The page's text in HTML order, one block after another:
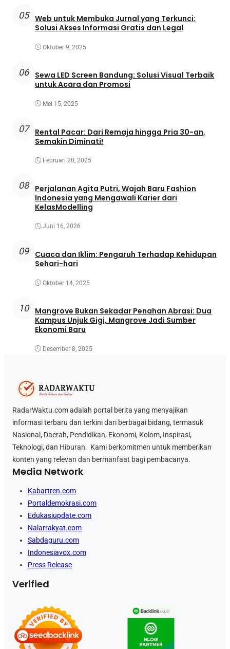
05 Web untuk Membuka Jurnal yang Terkunci:
Solusi Akses Informasi Gratis dan Legal
Oktober 9, 2025
06
Sewa LED Screen Bandung: Solusi Visual Terbaik
untuk Acara dan Promosi
Mei 15, 2025
07
Rental Pacar: Dari Remaja hingga Pria 30-an,
Semakin Diminati!
Februari 20, 2025
08
Perjalanan Agita Putri, Wajah Baru Fashion
Indonesia yang Mengawali Karier dari
KelasModelling
Juni 16, 2026
09
Cuaca dan Iklim: Pengaruh Terhadap Kehidupan
Sehari-hari
Oktober 14, 2025
10
Mangrove Bukan Sekadar Penahan Abrasi: Dua
Kampus Unjuk Gigi, Mangrove Jadi Sumber
Ekonomi Baru
Desember 8, 2025
RadarWaktu.com adalah portal berita yang menyajikan
informasi terbaru dan terkini dari berbagai bidang, termasuk
Nasional, Daerah, Pendidikan, Ekonomi, Kolom, Inspirasi,
Teknologi, dan Hiburan. Kami berkomitmen untuk memberikan
konten yang relevan dan bermanfaat bagi pembacanya.
Media Network
Kabartren.com
Portaldemokrasi.com
Edukasiupdate.com
Nalarrakyat.com
Sabdaguru.com
Indonesiavox.com
Press Release
Verified